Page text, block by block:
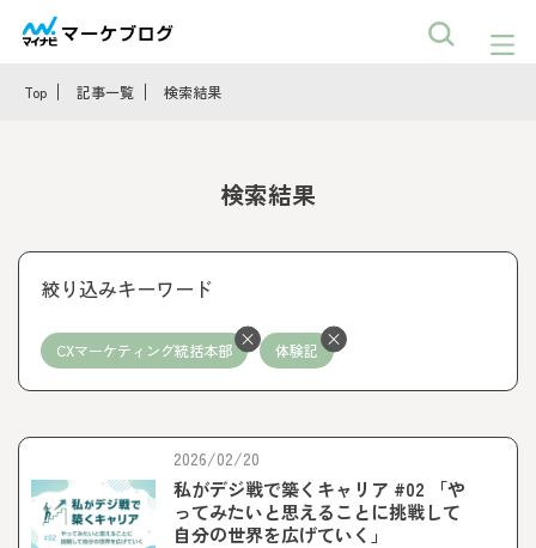
Top 記事一覧 検索結果
検索結果
絞り込みキーワード
CXマーケティング統括本部 体験記
2026/02/20
私がデジ戦で築くキャリア #02 「や
ってみたいと思えることに挑戦して
自分の世界を広げていく」